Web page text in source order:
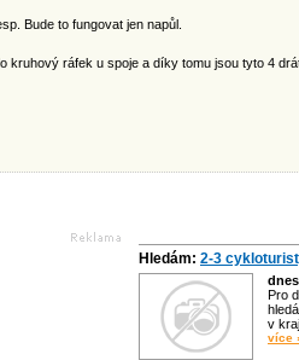
Bude to fungovat jen napůl.
kruhový ráfek u spoje a díky tomu jsou tyto 4
Hledám: 2-3
dnes
Pro
v
více